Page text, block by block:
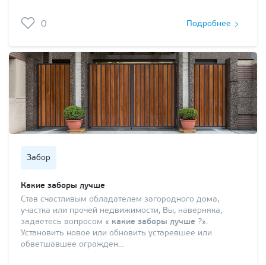
0 Подробнее
Забор
Какие заборы лучше
Став счастливым обладателем загородного дома,
участка или прочей недвижимости, Вы, наверняка,
задаетесь вопросом « какие заборы лучше ?».
Установить новое или обновить устаревшее или
обветшавшее огражден…